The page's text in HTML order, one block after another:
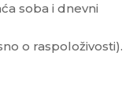
soba i dnevni
o raspoloživosti).